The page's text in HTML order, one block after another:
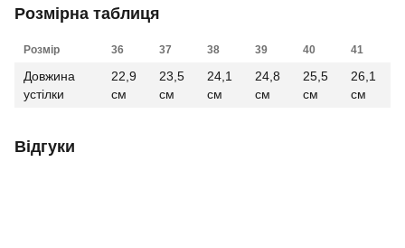
Розмірна таблиця
Розмір 36 37 38 39 40 41
Довжина
устілки
22,9
см
23,5
см
24,1
см
24,8
см
25,5
см
26,1
см
Відгуки